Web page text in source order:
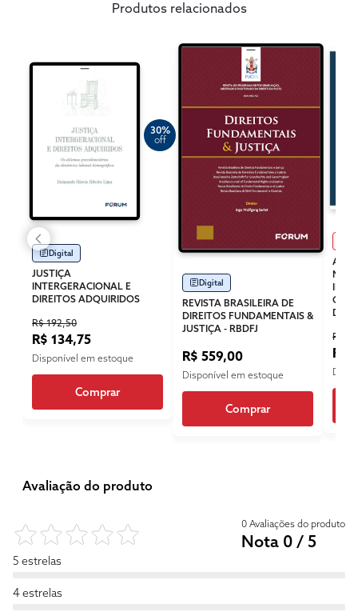
Produtos relacionados
30%
off
Digital
JUSTIÇA
INTERGERACIONAL E
DIREITOS ADQUIRIDOS
R$ 192,50
R$ 134,75
Disponível em estoque
Comprar
Digital
REVISTA BRASILEIRA DE
DIREITOS FUNDAMENTAIS &
JUSTIÇA - RBDFJ
R$ 559,00
Disponível em estoque
Comprar
A
R$
R$
Avaliação do produto
0 Avaliações do produto
Nota 0 / 5
5 estrelas
4 estrelas